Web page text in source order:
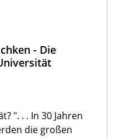
- Die
". . . In 30 Jahren
die großen